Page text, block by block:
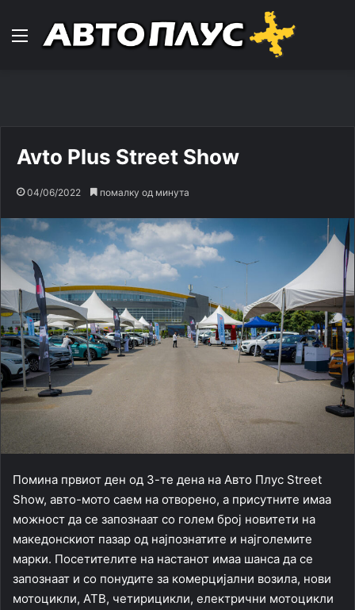
Навигација
Avto Plus Street Show
04/06/2022 помалку од минута
Помина првиот ден од 3-те дена на Авто Плус Street
Show, авто-мото саем на отворено, а присутните имаа
можност да се запознаат со голем број новитети на
македонскиот пазар од најпознатите и најголемите
марки. Посетителите на настанот имаа шанса да се
запознаат и со понудите за комерцијални возила, нови
мотоцикли, АТВ, четирицикли, електрични мотоцикли